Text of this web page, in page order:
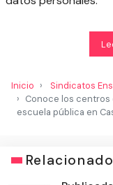
Inicio
Sindicatos
Conoce los centros
escuela pública en